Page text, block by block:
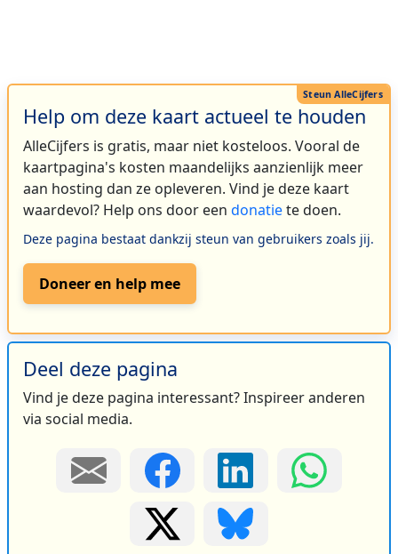
Help om deze kaart actueel te houden
AlleCijfers is gratis, maar niet kosteloos. Vooral de
kaartpagina's kosten maandelijks aanzienlijk meer
aan hosting dan ze opleveren. Vind je deze kaart
waardevol? Help ons door een donatiete doen.
Deze pagina bestaat dankzij steun van gebruikers zoals jij.
Doneer en help mee
Deel deze pagina
Vind je deze pagina interessant? Inspireer anderen
via social media.